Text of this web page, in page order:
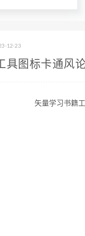
12-23
具图标卡通风